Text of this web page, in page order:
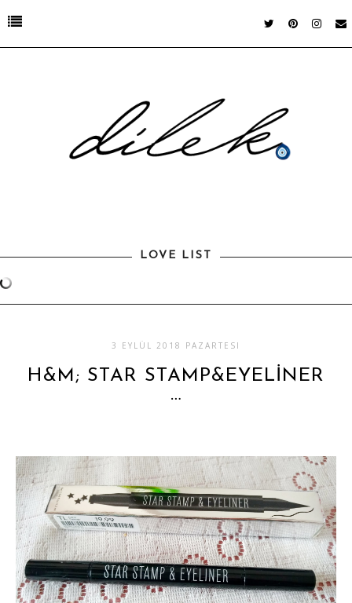
LOVE LIST
3 EYLÜL 2018 PAZARTESI
H&M; STAR STAMP&EYELİNER
…